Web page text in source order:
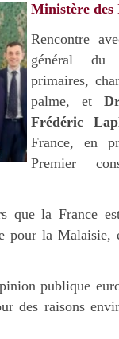
Ministère
Rencontre
général du
primaires,
palme, et
Frédéric
France, en
Premier
que la France
pour la Malaisie,
publique
des raisons